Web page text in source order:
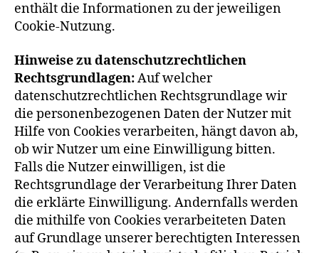
enthält die Informationen zu der jeweiligen
Cookie-Nutzung.
Hinweise zu datenschutzrechtlichen
Rechtsgrundlagen:Auf welcher
datenschutzrechtlichen Rechtsgrundlage wir
die personenbezogenen Daten der Nutzer mit
Hilfe von Cookies verarbeiten, hängt davon ab,
ob wir Nutzer um eine Einwilligung bitten.
Falls die Nutzer einwilligen, ist die
Rechtsgrundlage der Verarbeitung Ihrer Daten
die erklärte Einwilligung. Andernfalls werden
die mithilfe von Cookies verarbeiteten Daten
auf Grundlage unserer berechtigten Interessen